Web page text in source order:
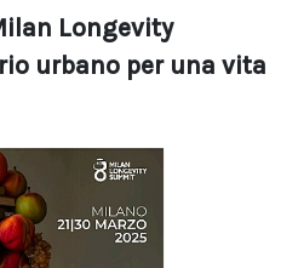
Longevity
urbano per una vita